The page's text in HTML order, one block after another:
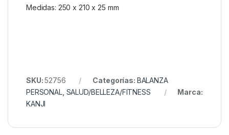
Medidas: 250 x 210 x 25 mm
SKU:52756 Categorías: BALANZA
PERSONAL, SALUD/BELLEZA/FITNESS
Marca:
KANJI